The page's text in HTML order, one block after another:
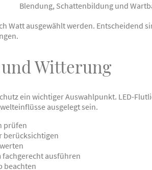
Blendung, Schattenbildung und
Watt ausgewählt werden. Entscheidend
Witterung
ein wichtiger Auswahlpunkt. LED-
ausgelegt sein.
prüfen
berücksichtigen
ausführen
beachten